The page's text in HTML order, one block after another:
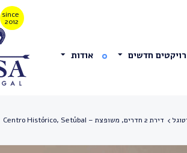
חדשים אודות
דירת 2 חדרים, משופצת – Centro Histórico, Setúbal